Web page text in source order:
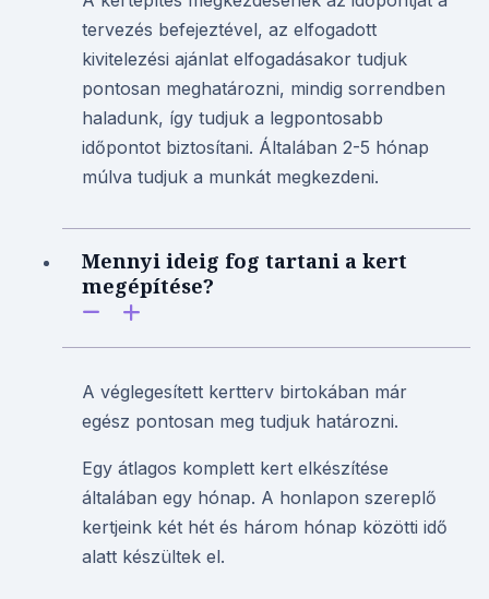
tervezés befejeztével, az elfogadott
kivitelezési ajánlat elfogadásakor tudjuk
pontosan meghatározni, mindig sorrendben
haladunk, így tudjuk a legpontosabb
időpontot biztosítani. Általában 2-5 hónap
múlva tudjuk a munkát megkezdeni.
Mennyi ideig fog tartani a kert
megépítése?
A véglegesített kertterv birtokában már
egész pontosan meg tudjuk határozni.
Egy átlagos komplett kert elkészítése
általában egy hónap. A honlapon szereplő
kertjeink két hét és három hónap közötti idő
alatt készültek el.